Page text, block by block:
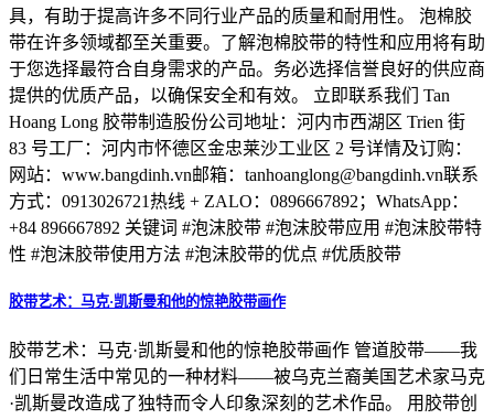
具，有助于提高许多不同行业产品的质量和耐用性。 泡棉胶
带在许多领域都至关重要。了解泡棉胶带的特性和应用将有助
于您选择最符合自身需求的产品。务必选择信誉良好的供应商
提供的优质产品，以确保安全和有效。 立即联系我们 Tan
Hoang Long 胶带制造股份公司地址：河内市西湖区 Trien 街
83 号工厂：河内市怀德区金忠莱沙工业区 2 号详情及订购：
网站：www.bangdinh.vn邮箱：tanhoanglong@bangdinh.vn联系
方式：0913026721热线 + ZALO：0896667892；WhatsApp：
+84 896667892 关键词 #泡沫胶带 #泡沫胶带应用 #泡沫胶带特
性 #泡沫胶带使用方法 #泡沫胶带的优点 #优质胶带
胶带艺术：马克·凯斯曼和他的惊艳胶带画作
胶带艺术：马克·凯斯曼和他的惊艳胶带画作 管道胶带——我
们日常生活中常见的一种材料——被乌克兰裔美国艺术家马克
·凯斯曼改造成了独特而令人印象深刻的艺术作品。 用胶带创